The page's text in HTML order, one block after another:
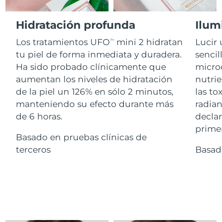
Hidratación profunda
Los tratamientos UFOTM
mini 2 hidratan
tu piel de forma inmediata y duradera.
Ha sido probado clínicamente que
aumentan los niveles de hidratación
de la piel un 126% en sólo 2 minutos,
manteniendo su efecto durante más
de 6 horas.
Basado en pruebas clínicas de
terceros
Lucir
las
For healthy hair
18% PAP
Comprar todo
FOREO APP
ACERCA DE
Israel Entrega prevista8/14/26
Japón Entrega prevista 8/13/26
Jersey Entrega prevista 8/15/26
Kazajistán Entrega prevista 8/12/26
8/10/26
Letonia 8/10/26